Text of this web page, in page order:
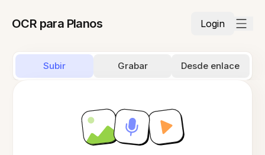
OCR para Planos Login
Subir Grabar Desde enlace